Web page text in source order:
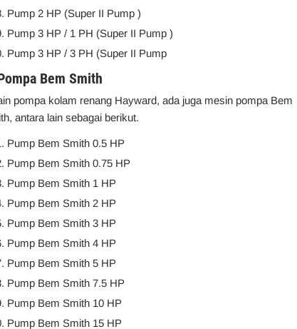
Pump 2 HP (Super II Pump )
Pump 3 HP / 1 PH (Super II Pump )
Pump 3 HP / 3 PH (Super II Pump
Bem Smith
pompa kolam renang Hayward, ada juga mesin pompa Bem
antara lain sebagai berikut.
Pump Bem Smith 0.5 HP
Pump Bem Smith 0.75 HP
Pump Bem Smith 1 HP
Pump Bem Smith 2 HP
Pump Bem Smith 3 HP
Pump Bem Smith 4 HP
Pump Bem Smith 5 HP
Pump Bem Smith 7.5 HP
Pump Bem Smith 10 HP
Pump Bem Smith 15 HP